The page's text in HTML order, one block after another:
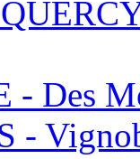
- Des
-